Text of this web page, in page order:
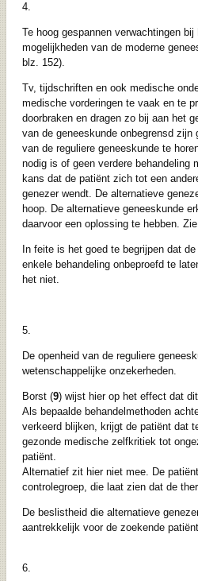
4.
Te hoog gespannen verwachtingen
mogelijkheden van de moderne
blz. 152).
Tv, tijdschriften en ook medische
medische vorderingen te vaak en te
doorbraken en dragen zo bij aan het
van de geneeskunde onbegrensd zijn
van de reguliere geneeskunde te
nodig is of geen verdere behandeling
kans dat de patiënt zich tot een
genezer wendt. De alternatieve
hoop. De alternatieve geneeskunde
daarvoor een oplossing te hebben.
In feite is het goed te begrijpen dat
enkele behandeling onbeproefd te
het niet.
5.
De openheid van de reguliere
wetenschappelijke onzekerheden.
Borst (9) wijst hier op het effect dat
Als bepaalde behandelmethoden
verkeerd blijken, krijgt de patiënt dat
gezonde medische zelfkritiek tot
patiënt.
Alternatief zit hier niet mee. De
controlegroep, die laat zien dat de
De beslistheid die alternatieve
aantrekkelijk voor de zoekende
6.